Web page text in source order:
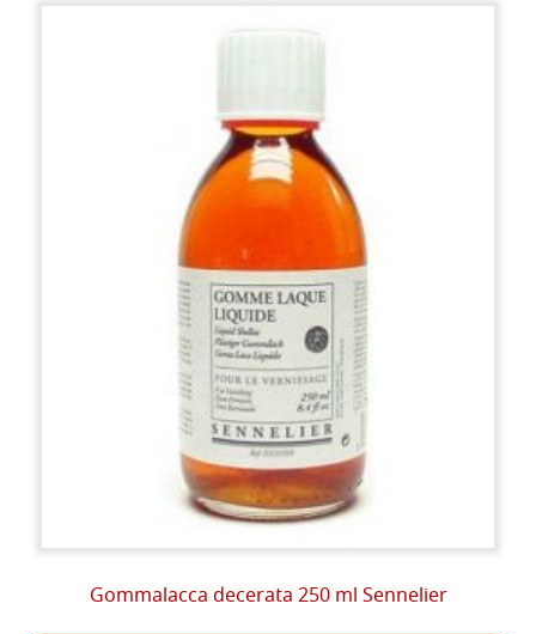
Gommalacca decerata 250 ml Sennelier